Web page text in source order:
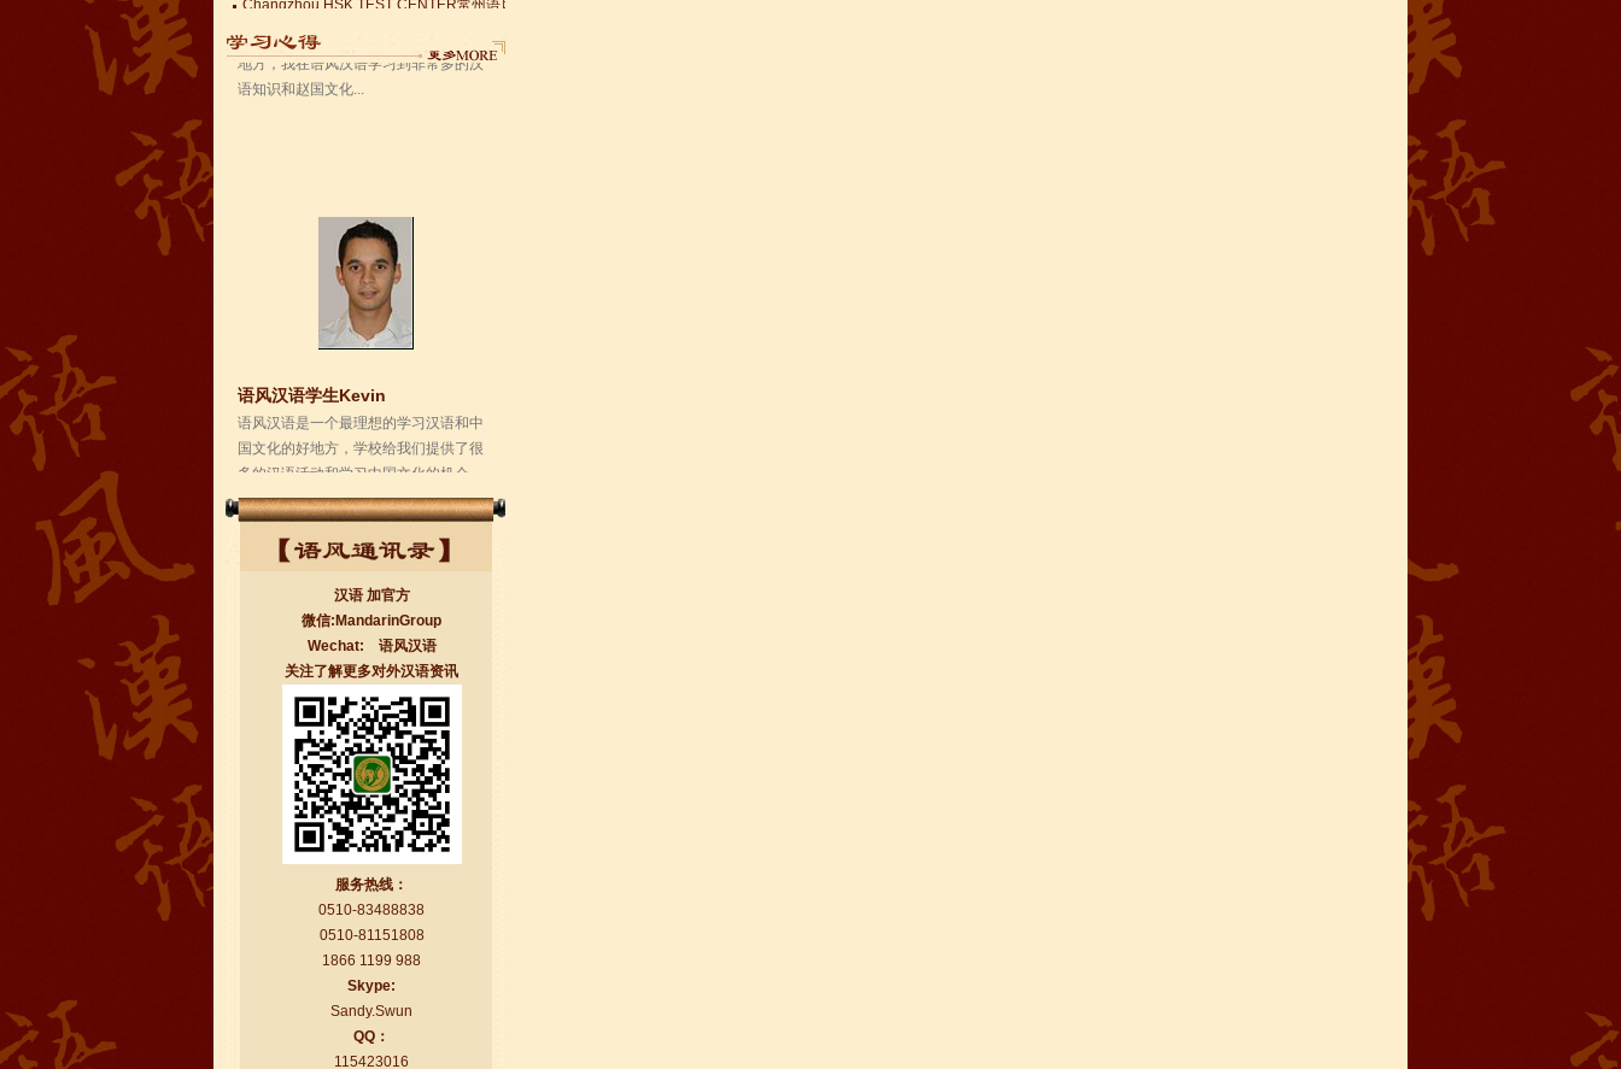
语风汉语学生Kevin
语风汉语是一个最理想的学习汉语和中
国文化的好地方，学校给我们提供了很
学校的环境是...
无锡语风汉语学校Jessie
我学习汉语已经八年了,我能听明白别人
说汉语,但是我自己说汉语却觉得说不出
口。我现在在语风汉语无锡校学习，每
天我都学习中国文化...
汉语 加官方
微信:MandarinGroup
Wechat: 语风汉语
关注了解更多对外汉语资讯
服务热线：
0510-83488838
0510-81151808
1866 1199 988
Skype:
Sandy.Swun
QQ：
115423016